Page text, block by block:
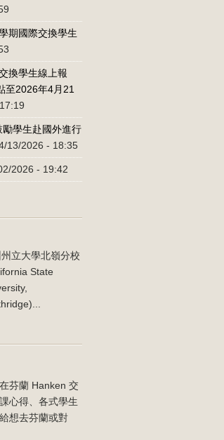
期國際交換學生
換學生線上報
至2026年4月21
學生赴國外進行
13/2026 - 18:35
2026 - 19:42
立大學北嶺分校
State
芬蘭 Hanken 交
心得、各式學生
想去芬蘭或對